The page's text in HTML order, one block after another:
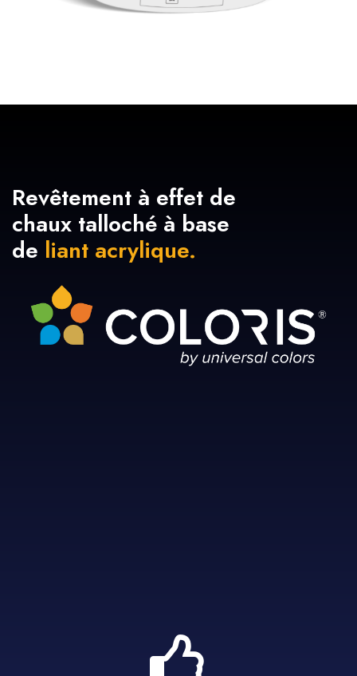
Revêtement à effet de
chaux talloché à base
de liant acrylique.